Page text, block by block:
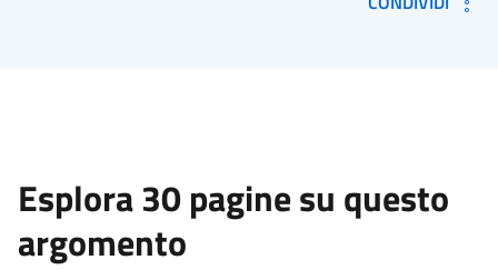
Esplora 30 pagine su questo
argomento